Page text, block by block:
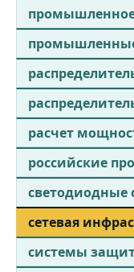
расчет
российские
светодиодные
сетевая
системы